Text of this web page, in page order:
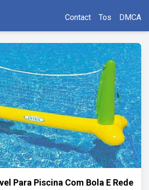
Contact Tos DMCA
Para Piscina Com Bola E Rede